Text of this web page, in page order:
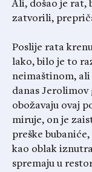
Ali, došao je rat,
zatvorili,
Poslije rata
lako, bilo je to
neimaštinom, ali
danas Jerolimov
obožavaju ovaj
miruje, on je
preške
kao oblak
spremaju u